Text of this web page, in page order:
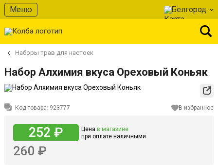
Меню Белгород
Наборы трав для настоек
Набор Алхимия вкуса Ореховый Коньяк
Код товара: 923777 В избранное
252 ₽ Цена в магазине
при оплате наличными
260 ₽